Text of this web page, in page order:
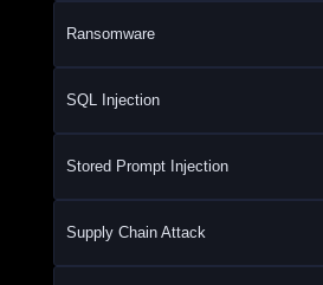
Ransomware
SQL Injection
Stored Prompt Injection
Supply Chain Attack